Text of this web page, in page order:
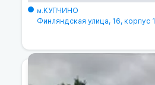
м.КУПЧИНО
Финляндская улица, 16, корпус 1